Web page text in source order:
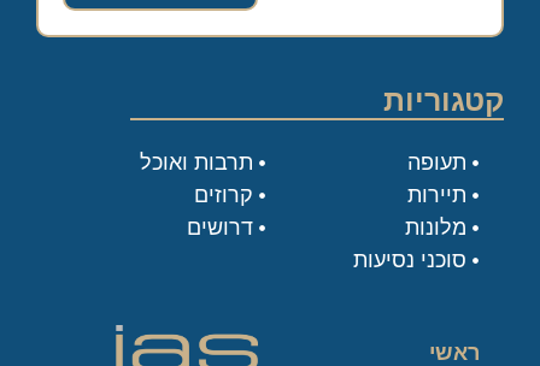
קטגוריות
תעופה
תיירות
מלונות
סוכני נסיעות
תרבות ואוכל
קרוזים
דרושים
ראשי